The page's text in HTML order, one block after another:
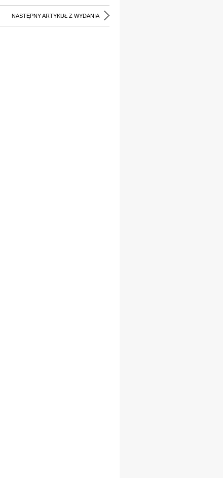
NASTĘPNY ARTYKUŁ Z WYDANIA